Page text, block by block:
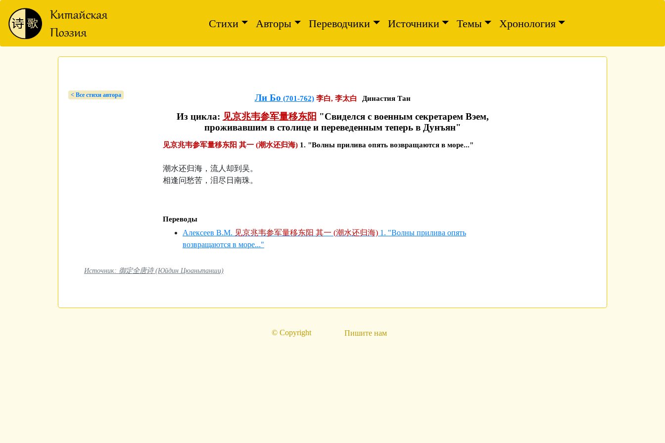
Стихи Авторы Переводчики Источники Темы Хронология
< Bсе стихи автора Ли Бо (701-762) 李白, 李太白 Династия Тан
Из цикла: 见京兆韦参军量移东阳 "Свиделся с военным секретарем Вэем,
проживавшим в столице и переведенным теперь в Дунъян"
见京兆韦参军量移东阳 其一 (潮水还归海) 1. "Волны прилива опять возвращаются в море..."
潮水还归海，流人却到吴。
相逢问愁苦，泪尽日南珠。
Переводы
Алексеев В.М. 见京兆韦参军量移东阳 其一 (潮水还归海) 1. "Волны прилива опять
возвращаются в море..."
Источник: 御定全唐诗 (Юйдин Цюаньтанши)
© Copyright Пишите нам